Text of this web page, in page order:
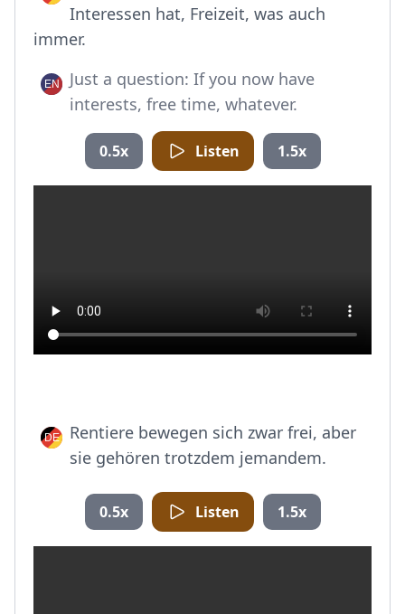
Interessen hat, Freizeit, was auch
immer.
Just a question: If you now have
interests, free time, whatever.
0.5x Listen 1.5x
Rentiere bewegen sich zwar frei, aber
sie gehören trotzdem jemandem.
0.5x Listen 1.5x